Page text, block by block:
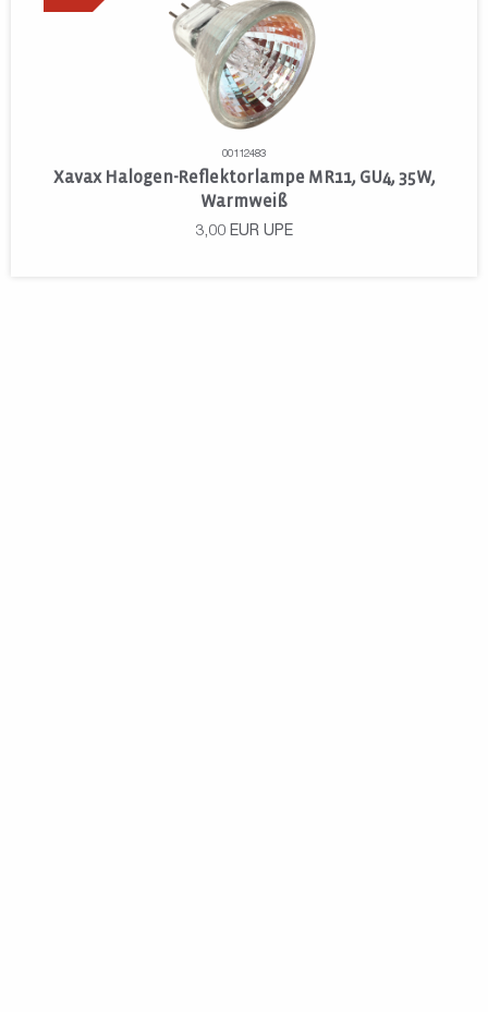
00112483
Xavax Halogen-Reflektorlampe MR11, GU4, 35W,
Warmweiß
3,00 EUR UPE